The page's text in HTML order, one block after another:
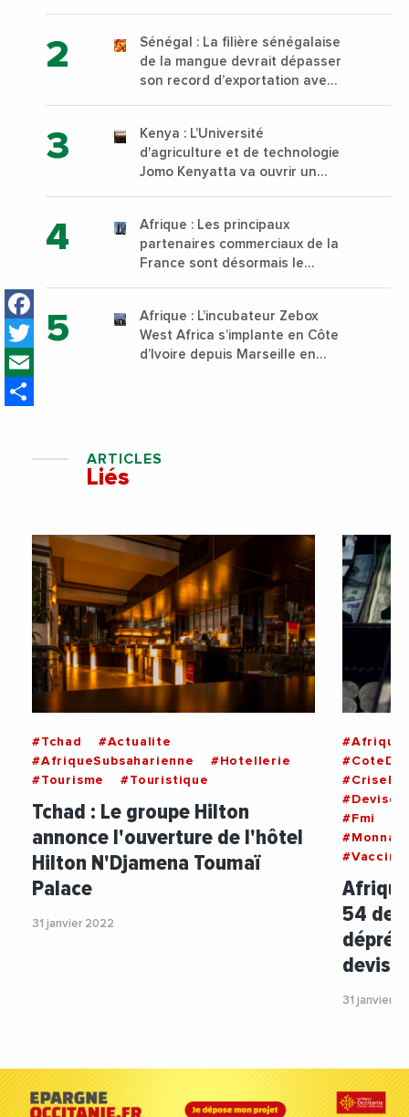
Facebook
Twitter
Sénégal : La filière sénégalaise
de la mangue devrait dépasser
son record d’exportation avec
Kenya : L’Université
d'agriculture et de technologie
Jomo Kenyatta va ouvrir un
sur son campus de Karen à
Nairobi dès janvier 2023
Afrique : Les principaux
partenaires commerciaux de la
France sont désormais le
Afrique : L’incubateur Zebox
West Africa s’implante en Côte
d’Ivoire depuis Marseille en
ARTICLES
Liés
#Tchad
#Actualite
#AfriqueSubsaharienne
#Hotellerie
#Tourisme
#Touristique
Tchad : Le groupe Hilton
annonce l'ouverture de l'hôtel
Hilton N'Djamena Toumaï
Palace
31 janvier 2022
#Afrique
#Devises
#Fmi
#Monnaie
#Vaccin
54
31 janvier